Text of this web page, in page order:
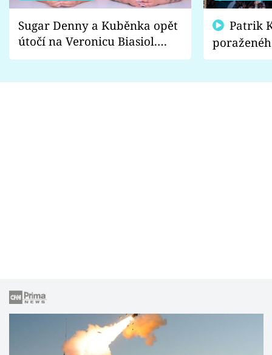
Sugar Denny a Kuběnka opět
útočí na Veronicu Biasiol.
Proč je podle nich falešná a
fanoušci